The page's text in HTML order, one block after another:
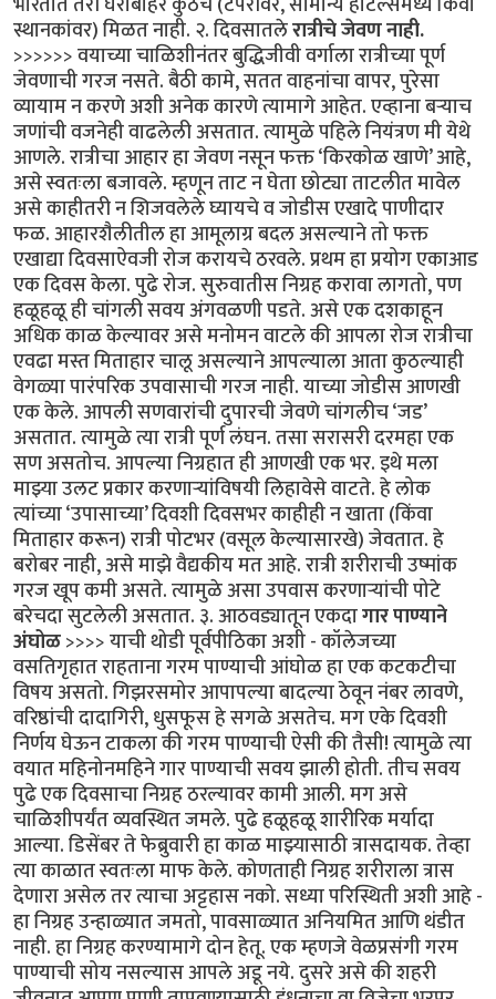
स्थानकांवर) मिळत नाही. २. दिवसातलेरात्रीचे जेवण नाही.
>>>>>> वयाच्या चाळिशीनंतर बुद्धिजीवी वर्गाला रात्रीच्या पूर्ण
जेवणाची गरज नसते. बैठी कामे, सतत वाहनांचा वापर, पुरेसा
व्यायाम न करणे अशी अनेक कारणे त्यामागे आहेत. एव्हाना बऱ्याच
जणांची वजनेही वाढलेली असतात. त्यामुळे पहिले नियंत्रण मी येथे
आणले. रात्रीचा आहार हा जेवण नसून फक्त ‘किरकोळ खाणे’ आहे,
असे स्वतःला बजावले. म्हणून ताट न घेता छोट्या ताटलीत मावेल
असे काहीतरी न शिजवलेले घ्यायचे व जोडीस एखादे पाणीदार
फळ. आहारशैलीतील हा आमूलाग्र बदल असल्याने तो फक्त
एखाद्या दिवसाऐवजी रोज करायचे ठरवले. प्रथम हा प्रयोग एकाआड
एक दिवस केला. पुढे रोज. सुरुवातीस निग्रह करावा लागतो, पण
हळूहळू ही चांगली सवय अंगवळणी पडते. असे एक दशकाहून
अधिक काळ केल्यावर असे मनोमन वाटले की आपला रोज रात्रीचा
एवढा मस्त मिताहार चालू असल्याने आपल्याला आता कुठल्याही
वेगळ्या पारंपरिक उपवासाची गरज नाही. याच्या जोडीस आणखी
एक केले. आपली सणवारांची दुपारची जेवणे चांगलीच ‘जड’
असतात. त्यामुळे त्या रात्री पूर्ण लंघन. तसा सरासरी दरमहा एक
सण असतोच. आपल्या निग्रहात ही आणखी एक भर. इथे मला
माझ्या उलट प्रकार करणाऱ्यांविषयी लिहावेसे वाटते. हे लोक
त्यांच्या ‘उपासाच्या’ दिवशी दिवसभर काहीही न खाता (किंवा
मिताहार करून) रात्री पोटभर (वसूल केल्यासारखे) जेवतात. हे
बरोबर नाही, असे माझे वैद्यकीय मत आहे. रात्री शरीराची उष्मांक
गरज खूप कमी असते. त्यामुळे असा उपवास करणाऱ्यांची पोटे
बरेचदा सुटलेली असतात. ३. आठवड्यातून एकदागार पाण्याने
अंघोळ>>>> याची थोडी पूर्वपीठिका अशी - कॉलेजच्या
वसतिगृहात राहताना गरम पाण्याची आंघोळ हा एक कटकटीचा
विषय असतो. गिझरसमोर आपापल्या बादल्या ठेवून नंबर लावणे,
वरिष्ठांची दादागिरी, धुसफूस हे सगळे असतेच. मग एके दिवशी
निर्णय घेऊन टाकला की गरम पाण्याची ऐसी की तैसी! त्यामुळे त्या
वयात महिनोनमहिने गार पाण्याची सवय झाली होती. तीच सवय
पुढे एक दिवसाचा निग्रह ठरल्यावर कामी आली. मग असे
चाळिशीपर्यंत व्यवस्थित जमले. पुढे हळूहळू शारीरिक मर्यादा
आल्या. डिसेंबर ते फेब्रुवारी हा काळ माझ्यासाठी त्रासदायक. तेव्हा
त्या काळात स्वतःला माफ केले. कोणताही निग्रह शरीराला त्रास
देणारा असेल तर त्याचा अट्टहास नको. सध्या परिस्थिती अशी आहे -
हा निग्रह उन्हाळ्यात जमतो, पावसाळ्यात अनियमित आणि थंडीत
नाही. हा निग्रह करण्यामागे दोन हेतू. एक म्हणजे वेळप्रसंगी गरम
पाण्याची सोय नसल्यास आपले अडू नये. दुसरे असे की शहरी